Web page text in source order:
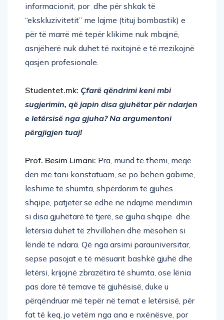
informacionit, por dhe për shkak të
“ekskluzivitetit” me lajme (tituj bombastik) e
për të marrë më tepër klikime nuk mbajnë,
asnjëherë nuk duhet të nxitojnë e të rrezikojnë
qasjen profesionale.
Studentet.mk: Çfarë qëndrimi keni mbi
sugjerimin, që japin disa gjuhëtar për ndarjen
e letërsisë nga gjuha? Na argumentoni
përgjigjen tuaj!
Prof. Besim Limani: Pra, mund të themi, meqë
deri më tani konstatuam, se po bëhen gabime,
lëshime të shumta, shpërdorim të gjuhës
shqipe, patjetër se edhe ne ndajmë mendimin
si disa gjuhëtarë të tjerë, se gjuha shqipe dhe
letërsia duhet të zhvillohen dhe mësohen si
lëndë të ndara. Që nga arsimi parauniversitar,
sepse pasojat e të mësuarit bashkë gjuhë dhe
letërsi, krijojnë zbrazëtira të shumta, ose lënia
pas dore të temave të gjuhësisë, duke u
përqëndruar më tepër në temat e letërsisë, për
fat të keq, jo vetëm nga ana e nxënësve, por